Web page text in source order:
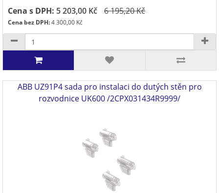
Cena s DPH: 5 203,00 Kč 6 195,20 Kč
Cena bez DPH:4 300,00 Kč
ABB UZ91P4 sada pro instalaci do dutých stěn pro
rozvodnice UK600 /2CPX031434R9999/